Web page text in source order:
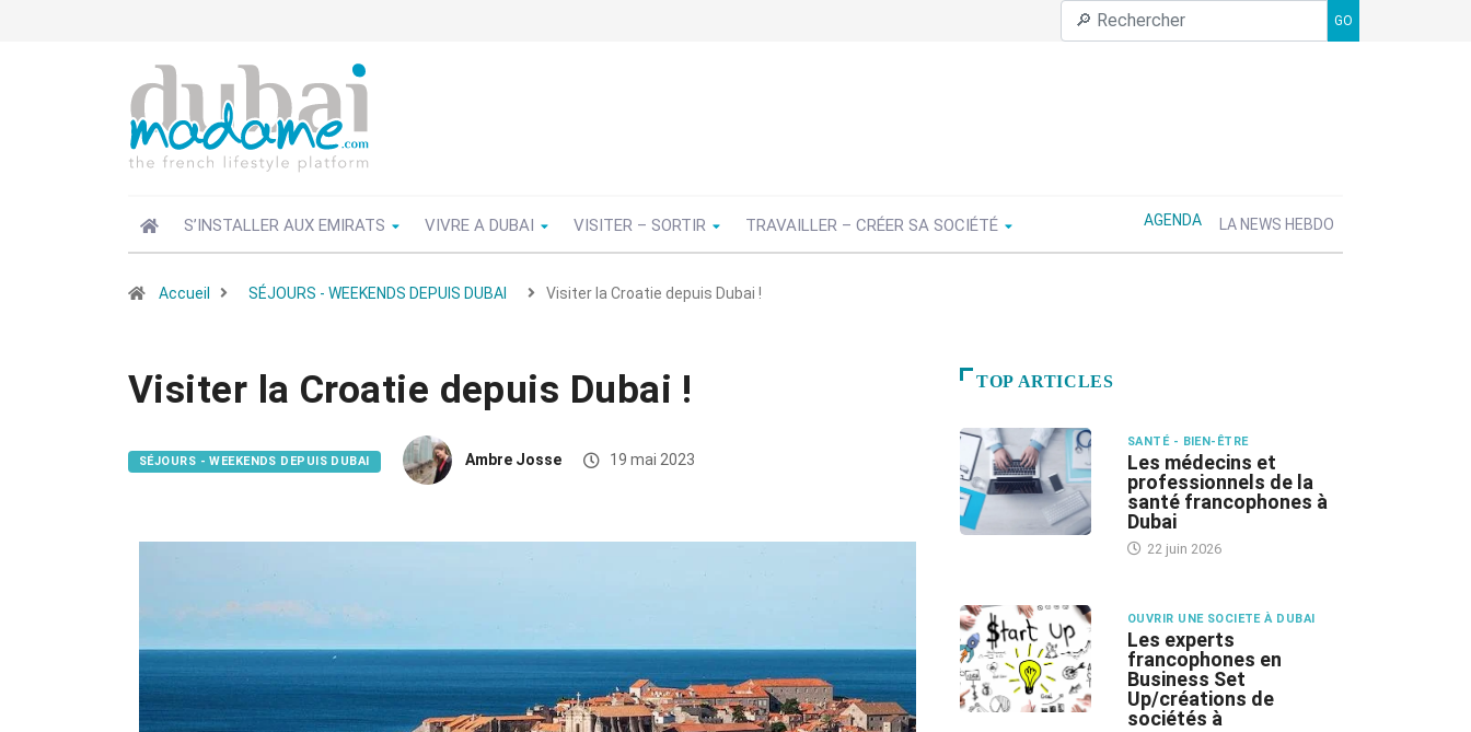
GO
S’INSTALLER AUX EMIRATS VIVRE A DUBAI VISITER – SORTIR TRAVAILLER – CRÉER SA SOCIÉTÉ AGENDA LA NEWS HEBDO
Accueil SÉJOURS - WEEKENDS DEPUIS DUBAI Visiter la Croatie depuis Dubai !
Visiter la Croatie depuis Dubai !
SÉJOURS - WEEKENDS DEPUIS DUBAI Ambre Josse 19 mai 2023
TOP ARTICLES
SANTÉ - BIEN-ÊTRE
Les médecins et
professionnels de la
santé francophones à
Dubai
22 juin 2026
OUVRIR UNE SOCIETE À DUBAI
Les experts
francophones en
Business Set
Up/créations de
sociétés à